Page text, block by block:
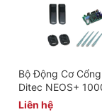
Bộ Động Cơ
Ditec NEOS+
1000 Kg/Cánh
Liên hệ